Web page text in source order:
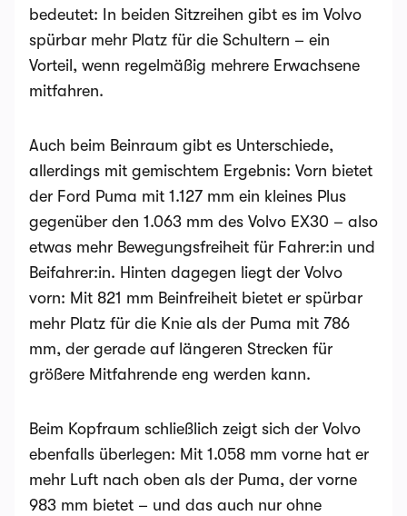
bedeutet: In beiden Sitzreihen gibt es im Volvo
spürbar mehr Platz für die Schultern – ein
Vorteil, wenn regelmäßig mehrere Erwachsene
mitfahren.
Auch beim Beinraum gibt es Unterschiede,
allerdings mit gemischtem Ergebnis: Vorn bietet
der Ford Puma mit 1.127 mm ein kleines Plus
gegenüber den 1.063 mm des Volvo EX30 – also
etwas mehr Bewegungsfreiheit für Fahrer:in und
Beifahrer:in. Hinten dagegen liegt der Volvo
vorn: Mit 821 mm Beinfreiheit bietet er spürbar
mehr Platz für die Knie als der Puma mit 786
mm, der gerade auf längeren Strecken für
größere Mitfahrende eng werden kann.
Beim Kopfraum schließlich zeigt sich der Volvo
ebenfalls überlegen: Mit 1.058 mm vorne hat er
mehr Luft nach oben als der Puma, der vorne
983 mm bietet – und das auch nur ohne